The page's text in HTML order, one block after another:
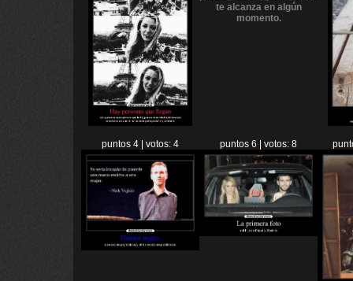
puntos 4 | votos: 4 puntos 6 | votos: 8